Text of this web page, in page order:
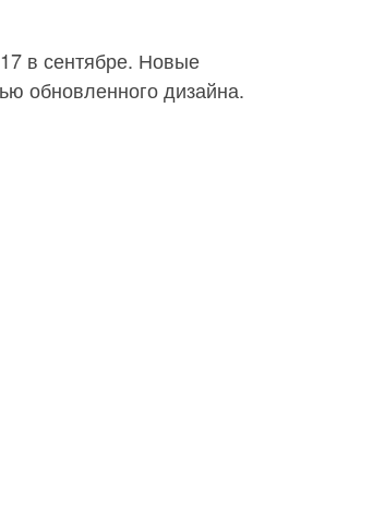
в сентябре. Новые
обновленного дизайна.